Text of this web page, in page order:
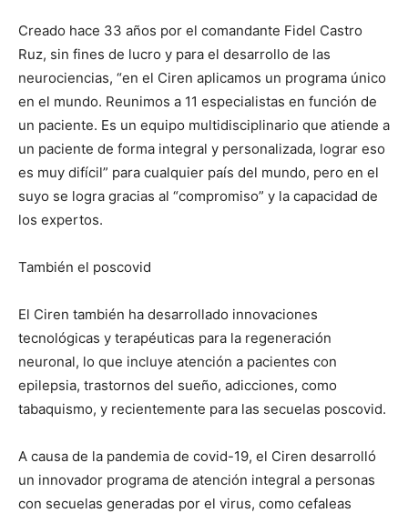
Creado hace 33 años por el comandante Fidel Castro
Ruz, sin fines de lucro y para el desarrollo de las
neurociencias, “en el Ciren aplicamos un programa único
en el mundo. Reunimos a 11 especialistas en función de
un paciente. Es un equipo multidisciplinario que atiende a
un paciente de forma integral y personalizada, lograr eso
es muy difícil” para cualquier país del mundo, pero en el
suyo se logra gracias al “compromiso” y la capacidad de
los expertos.
También el poscovid
El Ciren también ha desarrollado innovaciones
tecnológicas y terapéuticas para la regeneración
neuronal, lo que incluye atención a pacientes con
epilepsia, trastornos del sueño, adicciones, como
tabaquismo, y recientemente para las secuelas poscovid.
A causa de la pandemia de covid-19, el Ciren desarrolló
un innovador programa de atención integral a personas
con secuelas generadas por el virus, como cefaleas